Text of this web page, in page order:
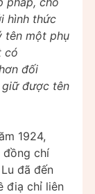
hình thức
tên một phụ
có
đối
được tên
1924,
đồng chí
đã đến
điạ chỉ liên